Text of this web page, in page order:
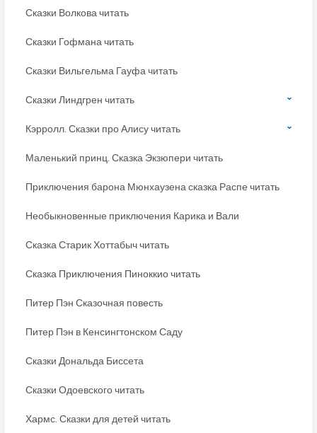
Сказки Волкова читать
Сказки Гофмана читать
Сказки Вильгельма Гауфа читать
Сказки Линдгрен читать
Кэрролл. Сказки про Алису читать
Маленький принц. Сказка Экзюпери читать
Приключения барона Мюнхаузена сказка Распе читать
Необыкновенные приключения Карика и Вали
Сказка Старик Хоттабыч читать
Сказка Приключения Пиноккио читать
Питер Пэн Сказочная повесть
Питер Пэн в Кенсингтонском Саду
Сказки Дональда Биссета
Сказки Одоевского читать
Хармс. Сказки для детей читать